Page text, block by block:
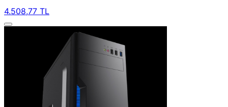
4.508,77 TL